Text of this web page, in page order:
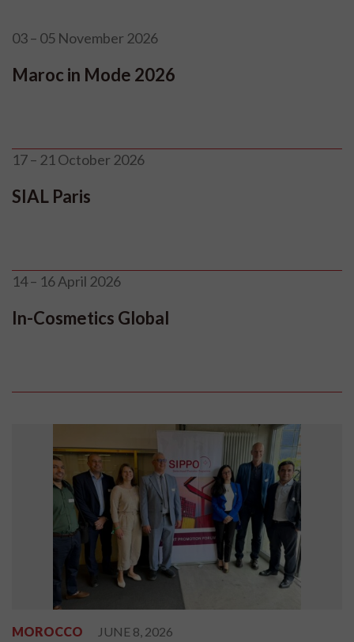
03 – 05 November 2026
Maroc in Mode 2026
17 – 21 October 2026
SIAL Paris
14 – 16 April 2026
In-Cosmetics Global
MOROCCO JUNE 8, 2026